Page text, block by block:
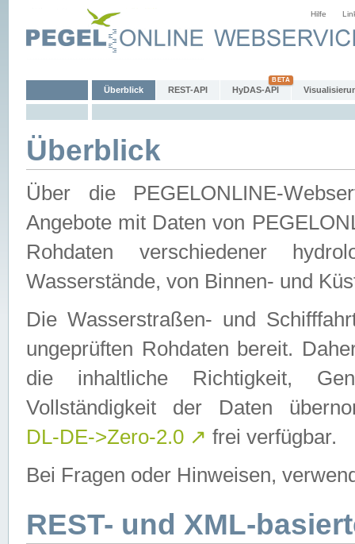
Hilfe
Überblick REST-API HyDAS-API
Überblick
Über die PEGELONLINE-
Angebote mit Daten von
Rohdaten verschiedener
Wasserstände, von Binnen- und
Die Wasserstraßen- und
ungeprüften Rohdaten bereit.
die inhaltliche Richtigkeit,
Vollständigkeit der Daten
DL-DE->Zero-2.0 ↗ frei verfügbar.
Bei Fragen oder Hinweisen,
REST- und XML-